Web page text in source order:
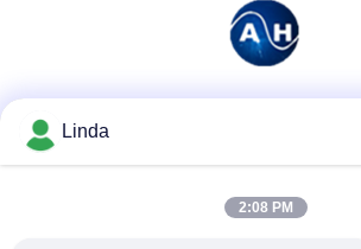
Linda
2:08 PM